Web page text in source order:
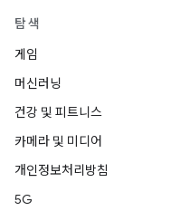
탐색
게임
머신러닝
건강 및 피트니스
카메라 및 미디어
개인정보처리방침
5G